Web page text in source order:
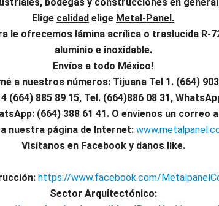
Elige calidad elige Metal-Panel.
le ofrecemos lámina acrílica o traslucida R-
aluminio e inoxidable.
Envíos a todo México!
a nuestros números: Tijuana Tel 1. (664)
(664) 885 89 15, Tel. (664)886 08 31,
(664) 388 61 41. O envíenos un correo
nuestra página de Internet:
Visítanos en Facebook y danos like.
https://www.facebook.com/
Sector Arquitectónico: